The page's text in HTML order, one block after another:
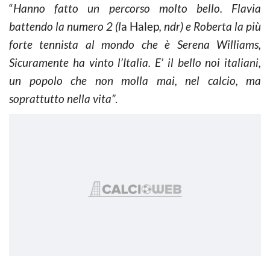
“Hanno fatto un percorso molto bello. Flavia
battendo la numero 2 (la Halep, ndr) e Roberta la più
forte tennista al mondo che è Serena Williams,
Sicuramente ha vinto l’Italia. E’ il bello noi italiani,
un popolo che non molla mai, nel calcio, ma
soprattutto nella vita”.